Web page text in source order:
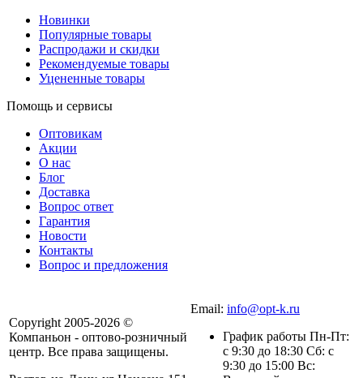
Новинки
Популярные товары
Распродажи и скидки
Рекомендуемые товары
Уцененные товары
Помощь и сервисы
Оптовикам
Акции
О нас
Блог
Доставка
Вопрос ответ
Гарантия
Новости
Контакты
Вопрос и предложения
Copyright 2005-2026 ©
Компаньон - оптово-розничный
центр. Все права защищены.
Email: info@opt-k.ru
График работы Пн-Пт:
с 9:30 до 18:30 Сб: с
9:30 до 15:00 Вс: